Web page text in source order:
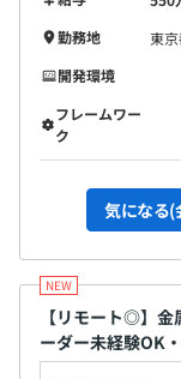
勤務地
東
開発環境
フレームワー
ク
気になる(
【リモート◎】
ーダー未経験OK